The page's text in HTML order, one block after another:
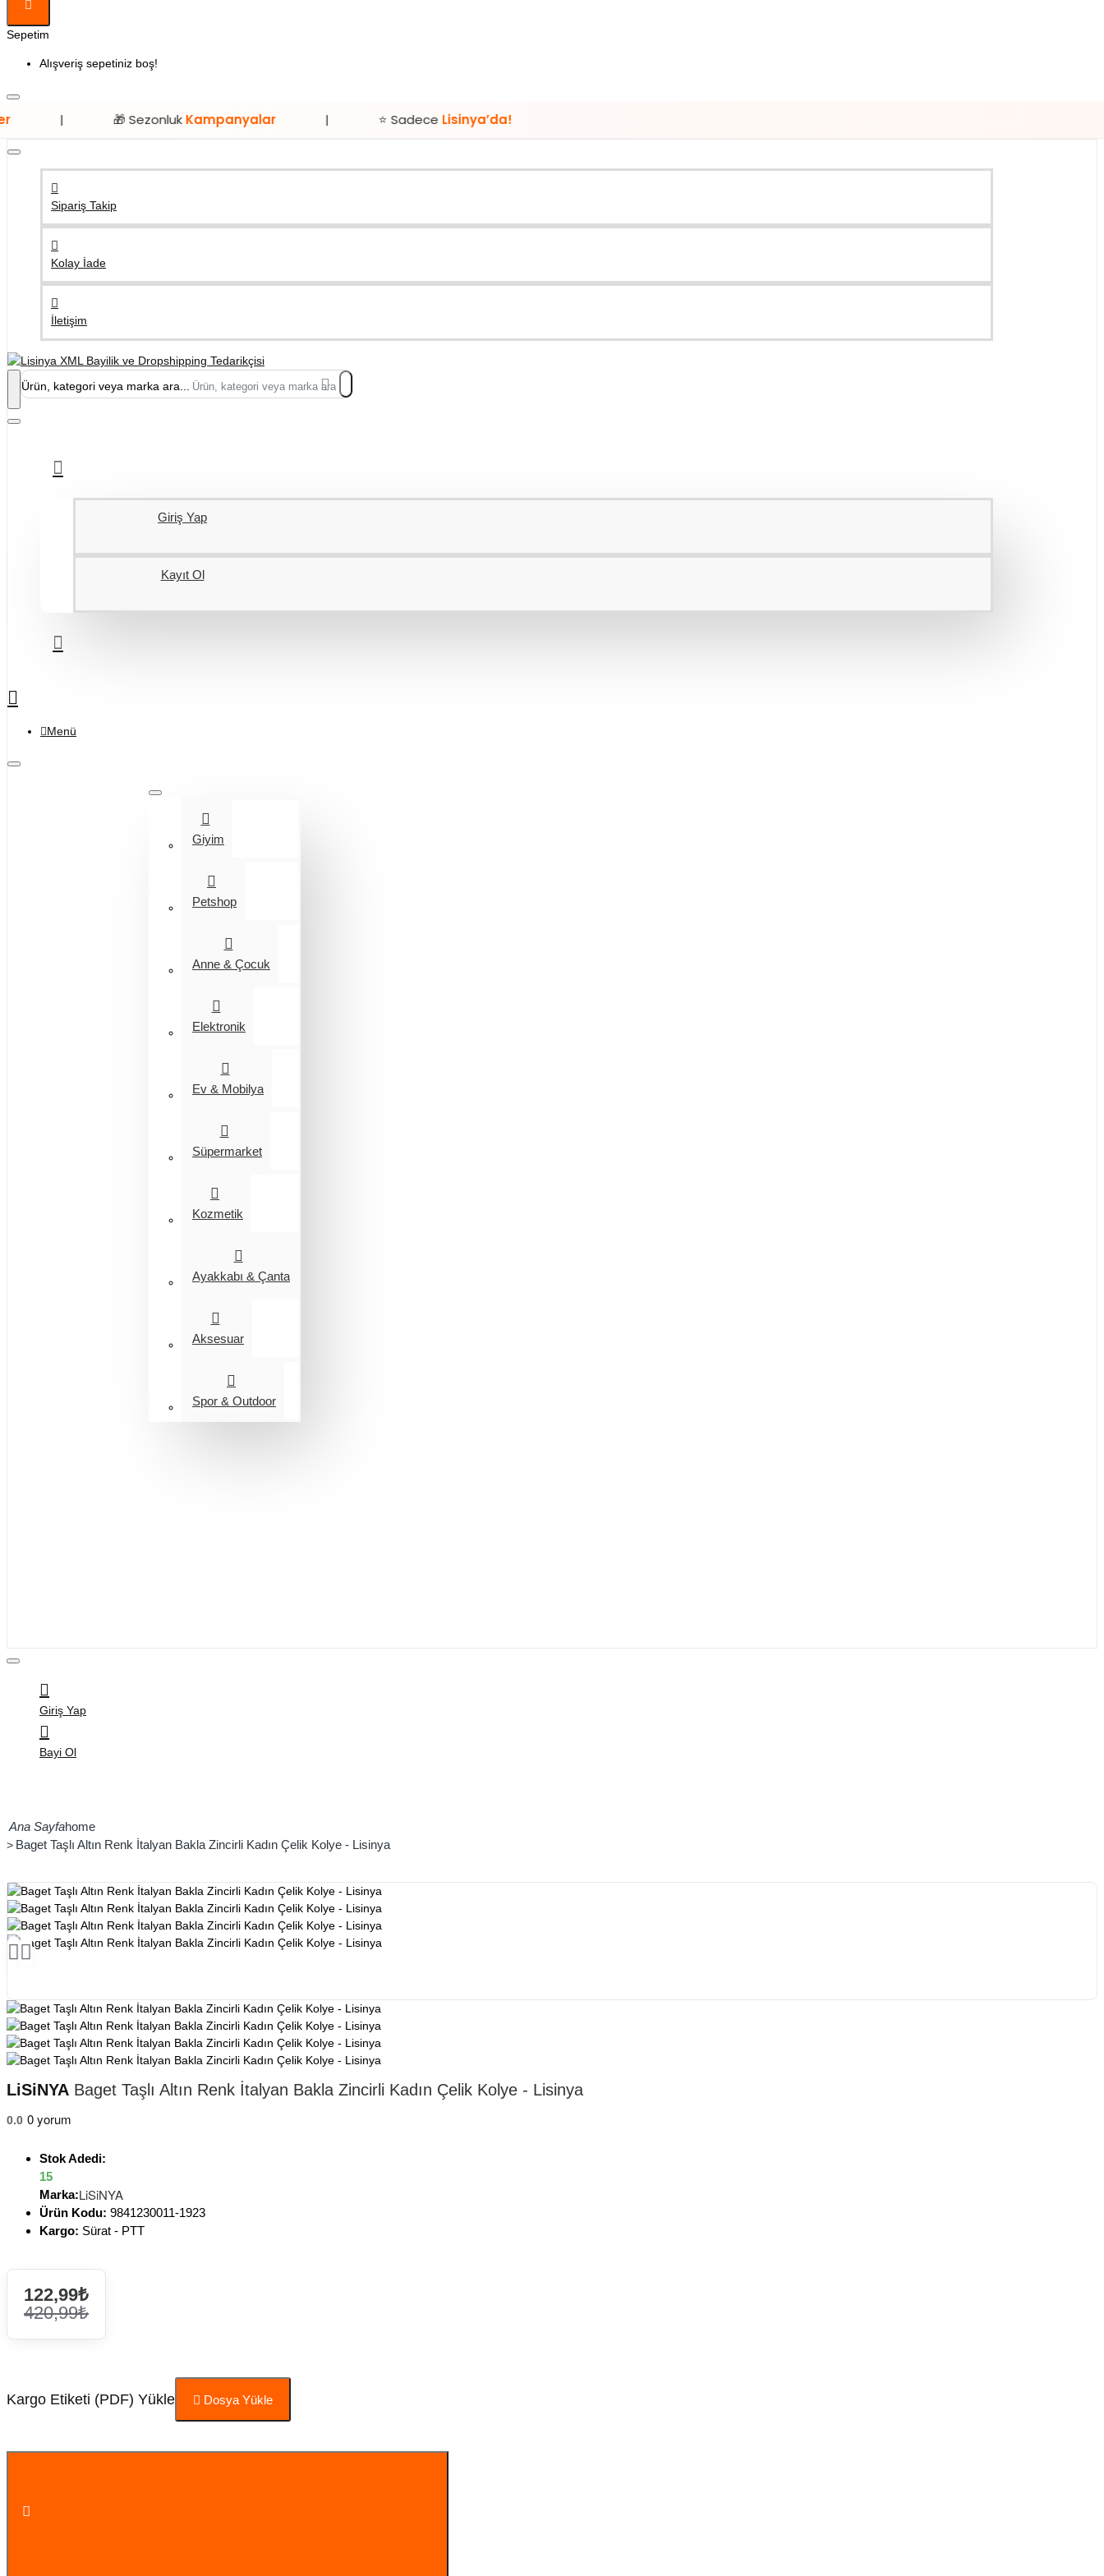
Sepetim
Alışveriş sepetiniz boş!
🎁 Sezonluk Kampanyalar | ⭐ Sadece Lisinya’da!
Sipariş Takip
Kolay İade
İletişim
Ürün, kategori veya marka ara...
Giriş Yap
Kayıt Ol
Menü
Giyim
Petshop
Anne & Çocuk
Elektronik
Ev & Mobilya
Süpermarket
Kozmetik
Ayakkabı & Çanta
Aksesuar
Spor & Outdoor
Giriş Yap
Bayi Ol
home
Baget Taşlı Altın Renk İtalyan Bakla Zincirli Kadın Çelik Kolye - Lisinya
LiSiNYA Baget Taşlı Altın Renk İtalyan Bakla Zincirli Kadın Çelik Kolye - Lisinya
0.0 0 yorum
Stok Adedi:
15
Marka:LiSiNYA
Ürün Kodu: 9841230011-1923
Kargo: Sürat - PTT
122,99₺
420,99₺
Kargo Etiketi (PDF) Yükle Dosya Yükle